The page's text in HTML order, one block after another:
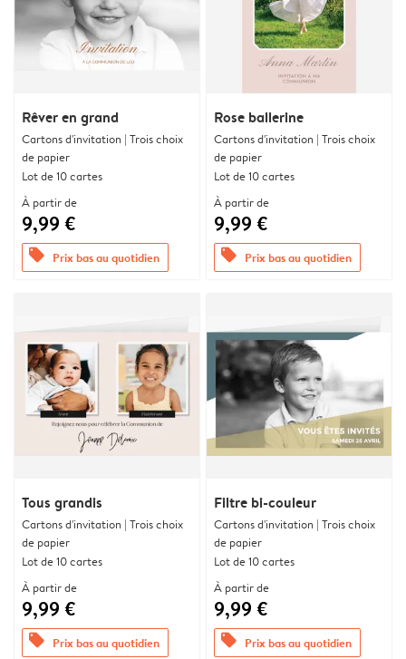
Rêver en grand
Cartons d'invitation | Trois choix
de papier
Lot de 10 cartes
À partir de
9,99 €
offers Prix bas au quotidien
Rose ballerine
Cartons d'invitation | Trois choix
de papier
Lot de 10 cartes
À partir de
9,99 €
offers Prix bas au quotidien
Tous grandis
Cartons d'invitation | Trois choix
de papier
Lot de 10 cartes
À partir de
9,99 €
offers Prix bas au quotidien
Filtre bi-couleur
Cartons d'invitation | Trois choix
de papier
Lot de 10 cartes
À partir de
9,99 €
offers Prix bas au quotidien